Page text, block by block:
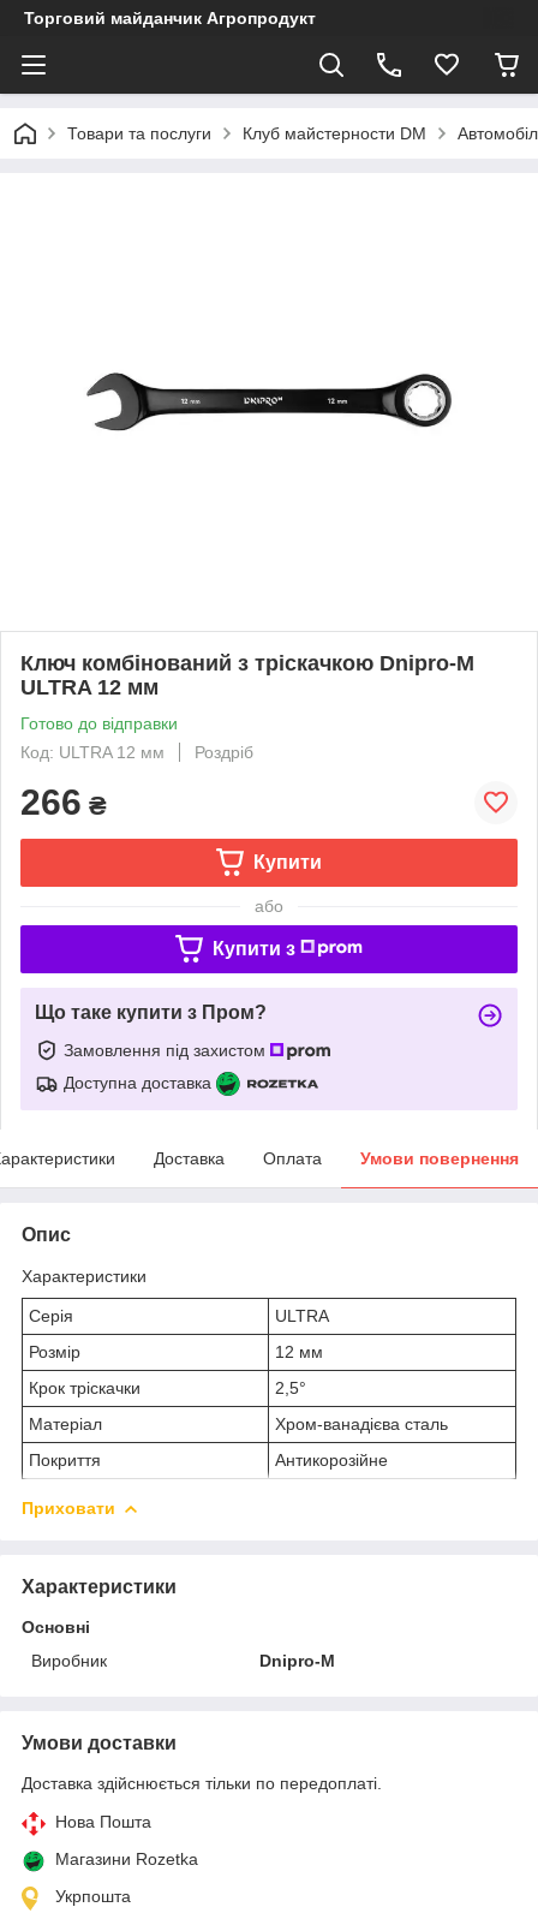
Торговий майданчик Агропродукт
Товари та послуги Клуб майстерности DM
Ключ комбінований з тріскачкою Dnipro-M
ULTRA 12 мм
Готово до відправки
Код: ULTRA 12 мм
Роздріб
266 ₴
Купити
або
Купити з
Що таке купити з Пром?
Замовлення під захистом
Доступна доставка
Доставка Оплата Умови повернення
Опис
Характеристики
Серія
ULTRA
Розмір
12 мм
Крок тріскачки
2,5°
Матеріал
Хром-ванадієва сталь
Покриття
Антикорозійне
Приховати
Характеристики
Основні
Виробник
Dnipro-M
Умови доставки
Доставка здійснюється тільки по передоплаті.
Нова Пошта
Магазини Rozetka
Укрпошта